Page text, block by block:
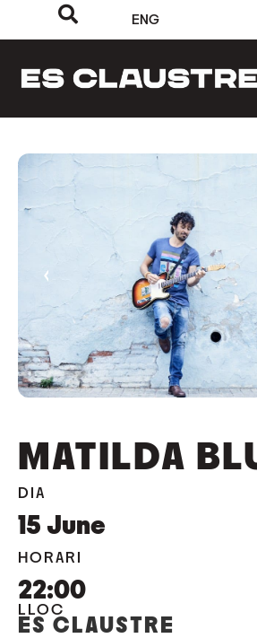
ENG
‹
MATILDA
DIA
15 June
HORARI
22:00
LLOC
ES CLAUSTRE